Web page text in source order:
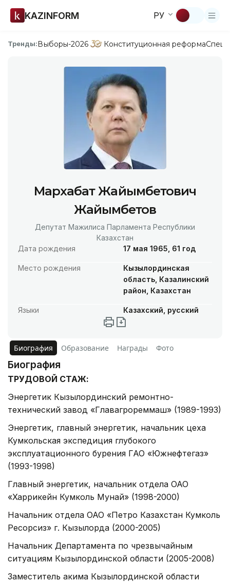
KAZINFORM РУ
Тренды:Выборы-2026 Конституционная реформа
Мархабат Жайымбетович
Жайымбетов
Депутат Мажилиса Парламента Республики
Казахстан
Дата рождения
17 мая 1965, 61 год
Место рождения
Кызылординская
область, Казалинский
район, Казахстан
Языки Казахский, русский
Биография Образование Награды Фото
Биография
ТРУДОВОЙ СТАЖ:
Энергетик Кызылординский ремонтно-
технический завод «Главагрореммаш» (1989-1993)
Энергетик, главный энергетик, начальник цеха
Кумкольская экспедиция глубокого
эксплуатационного бурения ГАО «Южнефтегаз»
(1993-1998)
Главный энергетик, начальник отдела ОАО
«Харрикейн Кумколь Мунай» (1998-2000)
Начальник отдела ОАО «Петро Казахстан Кумколь
Ресорсиз» г. Кызылорда (2000-2005)
Начальник Департамента по чрезвычайным
ситуациям Кызылординской области (2005-2008)
Заместитель акима Кызылординской области